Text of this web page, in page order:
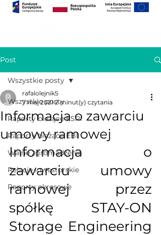
Post
Wszystkie posty
Raporty bieżące ESPI
Raporty bieżące EBI
Walne zgromadzenia
Relacje Inwestorskie
Raporty okresowe
Wszystkie posty
Informacja o zawarciu
umowy ramowej
rafalolejnik5
7 maj 2021 2 minut(y) czytania
Informacja o
zawarciu umowy
ramowej przez
spółkę STAY-ON
Storage Engineering